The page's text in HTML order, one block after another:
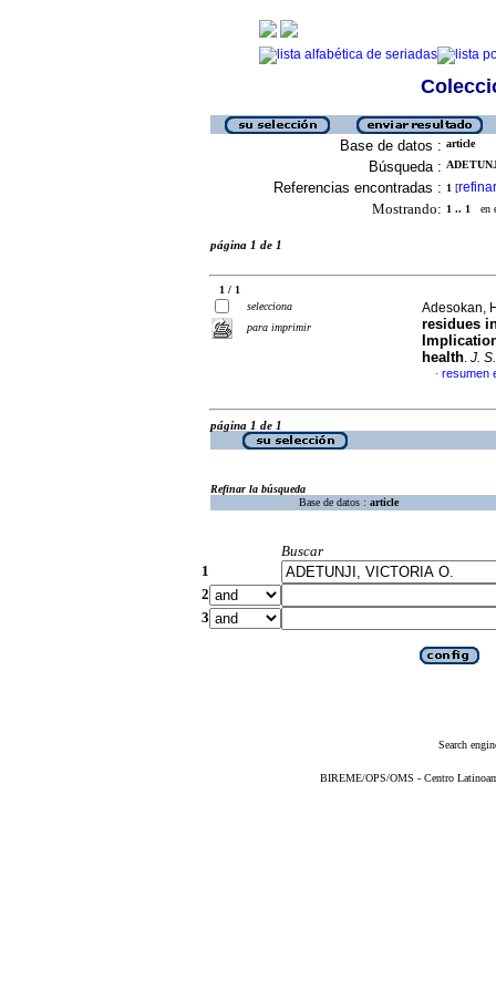
Base de datos : article
Búsqueda :
Referencias encontradas : 1 [refinar
Mostrando: 1 .. 1 en
página 1 de 1
1 / 1
selecciona
para imprimir
Adesokan,
residues
health. J.
· resumen
página 1 de 1
Refinar la búsqueda
Base de datos : article
Buscar
1
2
3
Search
BIREME/OPS/OMS - Centro